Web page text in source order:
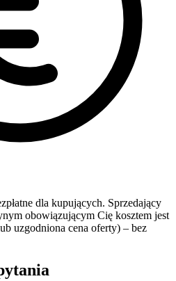
dla kupujących. Sprzedający
obowiązującym Cię kosztem jest
uzgodniona cena oferty) – bez